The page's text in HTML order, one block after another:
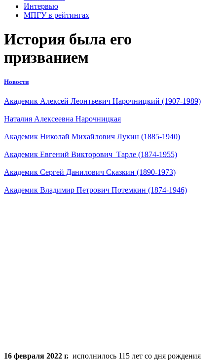
Интервью
МПГУ в рейтингах
История была его
призванием
Новости
Академик Алексей Леонтьевич Нарочницкий (1907-1989)
Наталия Алексеевна Нарочницкая
Академик Николай Михайлович Лукин (1885-1940)
Академик Евгений Викторович Тарле (1874-1955)
Академик Сергей Данилович Сказкин (1890-1973)
Академик Владимир Петрович Потемкин (1874-1946)
16 февраля 2022 г. исполнилось 115 лет со дня рождения